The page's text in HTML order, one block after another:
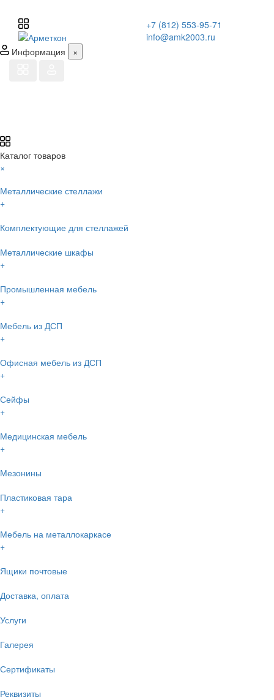
+7 (812) 553-95-71
info@amk2003.ru
Информация
×
Каталог товаров
×
Металлические стеллажи
+
Комплектующие для стеллажей
Металлические шкафы
+
Промышленная мебель
+
Мебель из ДСП
+
Офисная мебель из ДСП
+
Сейфы
+
Медицинская мебель
+
Мезонины
Пластиковая тара
+
Мебель на металлокаркасе
+
Ящики почтовые
Доставка, оплата
Услуги
Галерея
Сертификаты
Реквизиты